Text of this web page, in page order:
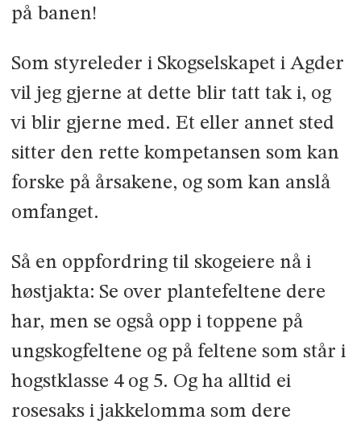
på banen!
Som styreleder i Skogselskapet i Agder
vil jeg gjerne at dette blir tatt tak i, og
vi blir gjerne med. Et eller annet sted
sitter den rette kompetansen som kan
forske på årsakene, og som kan anslå
omfanget.
Så en oppfordring til skogeiere nå i
høstjakta: Se over plantefeltene dere
har, men se også opp i toppene på
ungskogfeltene og på feltene som står i
hogstklasse 4 og 5. Og ha alltid ei
rosesaks i jakkelomma som dere